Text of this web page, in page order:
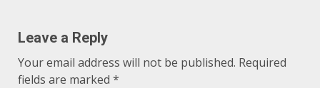
Leave a Reply
Your email address will not be published. Required
fields are marked *